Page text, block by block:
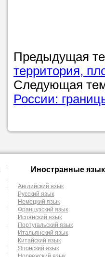
Предыдущая
территория,
Следующая
России:
Иностранные
Английский язык
Русский язык
Немецкий язык
Французский язык
Испанский язык
Португальский язык
Итальянский язык
Китайский язык
Японский язык